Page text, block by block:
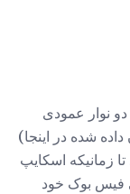
دو نوار عمودی
شده در اینجا)
زمانیکه اسکایپ
فیس بوک خود